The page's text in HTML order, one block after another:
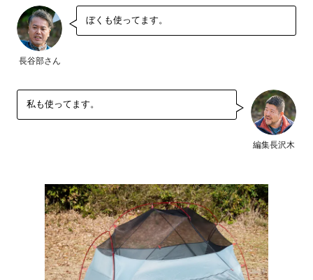
長谷部さん
ぼくも使ってます。
私も使ってます。
編集長沢木